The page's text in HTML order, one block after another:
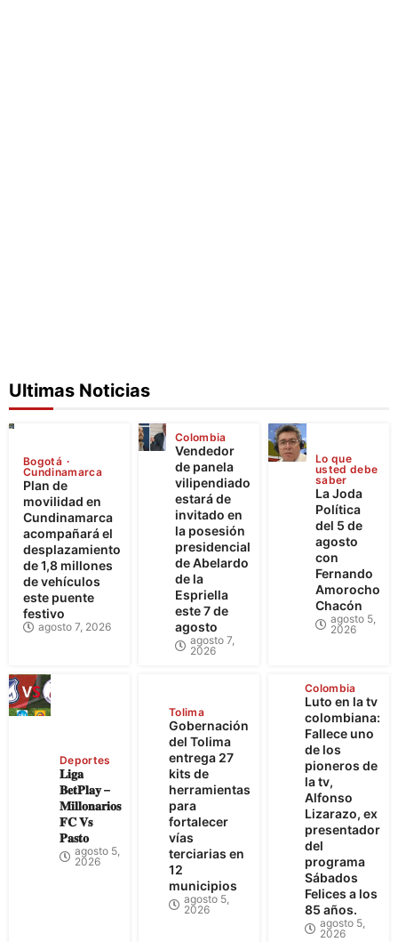
Ultimas Noticias
Bogotá
Cundinamarca
Plan de
movilidad en
Cundinamarca
acompañará el
desplazamiento
de 1,8 millones
de vehículos
este puente
festivo
agosto 7, 2026
Colombia
Vendedor
de panela
vilipendiado
estará de
invitado en
la posesión
presidencial
de Abelardo
de la
Espriella
este 7 de
agosto
agosto 7,
2026
Lo que
usted debe
saber
La Joda
Política
del 5 de
agosto
con
Fernando
Amorocho
Chacón
agosto 5,
2026
Deportes
𝐋𝐢𝐠𝐚
𝐁𝐞𝐭𝐏𝐥𝐚𝐲 –
𝐌𝐢𝐥𝐥𝐨𝐧𝐚𝐫𝐢𝐨𝐬
𝐅𝐂 𝐕𝐬
𝐏𝐚𝐬𝐭𝐨
agosto 5,
2026
Tolima
Gobernación
del Tolima
entrega 27
kits de
herramientas
para
fortalecer
vías
terciarias en
12
municipios
agosto 5,
2026
Colombia
Luto en la tv
colombiana:
Fallece uno
de los
pioneros de
la tv,
Alfonso
Lizarazo, ex
presentador
del
programa
Sábados
Felices a los
85 años.
agosto 5,
2026